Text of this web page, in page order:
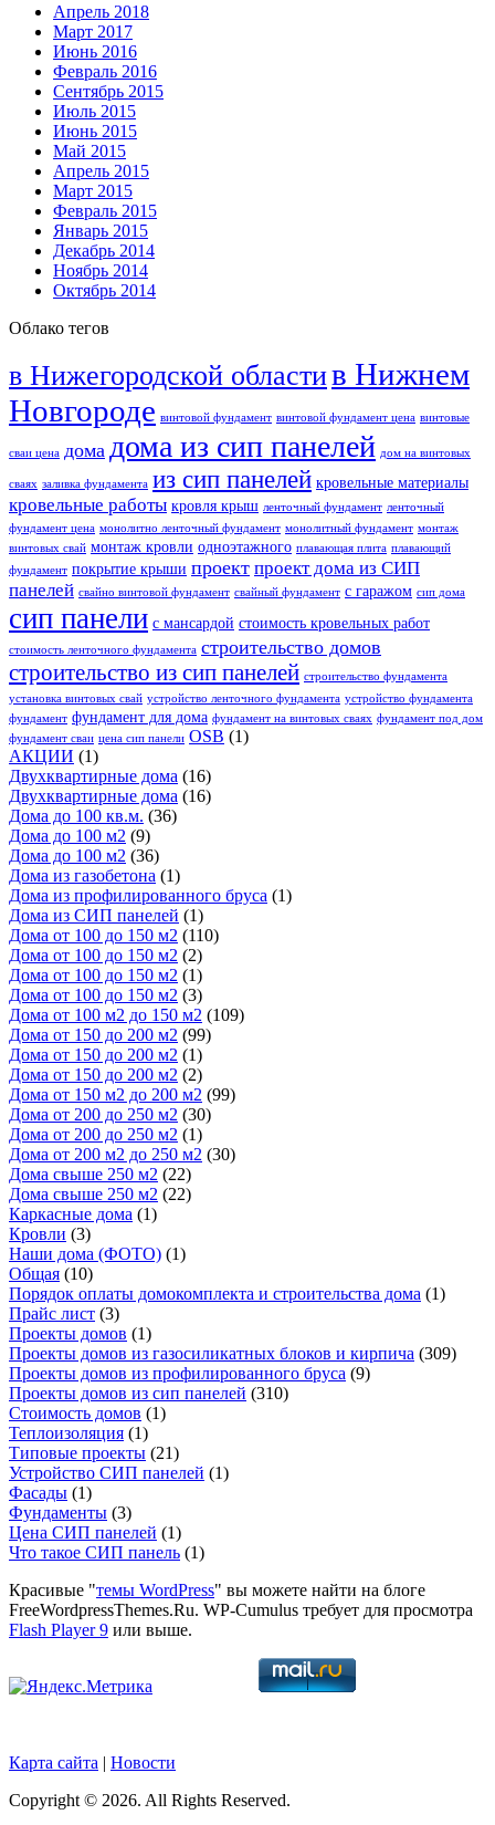
Апрель 2018
Март 2017
Июнь 2016
Февраль 2016
Сентябрь 2015
Июль 2015
Июнь 2015
Май 2015
Апрель 2015
Март 2015
Февраль 2015
Январь 2015
Декабрь 2014
Ноябрь 2014
Октябрь 2014
Облако тегов
в Нижегородской областив Нижнем
Новгороде винтовой фундамент винтовой фундамент цена винтовые
сваи цена дома дома из сип панелей дом на винтовых
сваях заливка фундамента из сип панелей кровельные материалы
кровельные работы кровля крыш ленточный фундамент ленточный
фундамент цена монолитно ленточный фундамент монолитный фундамент монтаж
винтовых свай монтаж кровли одноэтажного плавающая плита плавающий
фундамент покрытие крыши проект проект дома из СИП
панелей свайно винтовой фундамент свайный фундамент с гаражом сип дома
сип панели с мансардой стоимость кровельных работ
стоимость ленточного фундамента строительство домов
строительство из сип панелей строительство фундамента
установка винтовых свай устройство ленточного фундамента устройство фундамента
фундамент фундамент для дома фундамент на винтовых сваях фундамент под дом
фундамент сваи цена сип панели OSB (1)
АКЦИИ (1)
Двухквартирные дома (16)
Двухквартирные дома (16)
Дома до 100 кв.м. (36)
Дома до 100 м2 (9)
Дома до 100 м2 (36)
Дома из газобетона (1)
Дома из профилированного бруса (1)
Дома из СИП панелей (1)
Дома от 100 до 150 м2 (110)
Дома от 100 до 150 м2 (2)
Дома от 100 до 150 м2 (1)
Дома от 100 до 150 м2 (3)
Дома от 100 м2 до 150 м2 (109)
Дома от 150 до 200 м2 (99)
Дома от 150 до 200 м2 (1)
Дома от 150 до 200 м2 (2)
Дома от 150 м2 до 200 м2 (99)
Дома от 200 до 250 м2 (30)
Дома от 200 до 250 м2 (1)
Дома от 200 м2 до 250 м2 (30)
Дома свыше 250 м2 (22)
Дома свыше 250 м2 (22)
Каркасные дома (1)
Кровли (3)
Наши дома (ФОТО) (1)
Общая (10)
Порядок оплаты домокомплекта и строительства дома (1)
Прайс лист (3)
Проекты домов (1)
Проекты домов из газосиликатных блоков и кирпича (309)
Проекты домов из профилированного бруса (9)
Проекты домов из сип панелей (310)
Стоимость домов (1)
Теплоизоляция (1)
Типовые проекты (21)
Устройство СИП панелей (1)
Фасады (1)
Фундаменты (3)
Цена СИП панелей (1)
Что такое СИП панель (1)
Красивые "темы WordPress" вы можете найти на блоге
FreeWordpressThemes.Ru. WP-Cumulus требует для просмотра
Flash Player 9 или выше.
Карта сайта | Новости
Copyright © 2026. All Rights Reserved.